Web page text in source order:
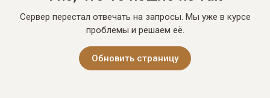
Сервер перестал отвечать на запросы. Мы уже в курсе
проблемы и решаем её.
Обновить страницу